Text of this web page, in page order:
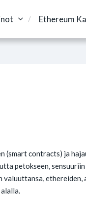
Ethereum
(smart contracts) ja
petokseen,
valuuttansa, ethereiden,